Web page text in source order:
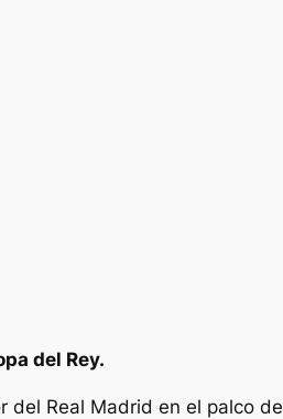
del Rey.
del Real Madrid en el palco de